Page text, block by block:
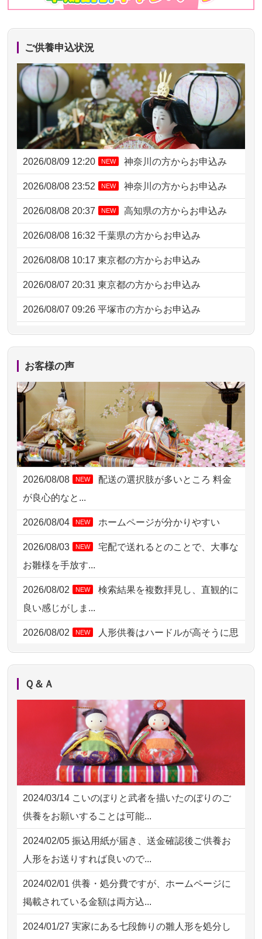
ご供養申込状況
2026/08/09 12:20 NEW 神奈川の方からお申込み
2026/08/08 23:52 NEW 神奈川の方からお申込み
2026/08/08 20:37 NEW 高知県の方からお申込み
2026/08/08 16:32 千葉県の方からお申込み
2026/08/08 10:17 東京都の方からお申込み
2026/08/07 20:31 東京都の方からお申込み
2026/08/07 09:26 平塚市の方からお申込み
2026/08/06 21:28 埼玉県の方からお申込み
2026/08/06 17:56
2026/08/06 10:06 茨城県の方からお申込み
2026/08/06 09:17 三重県の方からお申込み
2026/08/06 06:48 横浜市の方からお申込み
2026/08/05 15:07 東京都の方からお申込み
2026/08/05 11:33 神奈川の方からお申込み
2026/08/04 00:38 中野区の方からお申込み
2026/08/03 21:17
2026/08/02 18:47 虎ノ門の方からお申込み
2026/08/02 11:15 千葉県の方からお申込み
2026/08/02 10:39
2026/08/02 09:15 神奈川の方からお申込み
2026/08/02 06:46 相模原の方からお申込み
2026/08/01 19:28 東京都の方からお申込み
2026/08/01 17:10 東京都の方からお申込み
2026/08/01 11:07 さいたの方からお申込み
2026/07/31 17:28 栃木県の方からお申込み
お客様の声
2026/08/08 NEW
配送の選択肢が多いところ 料金
が良心的なと...
2026/08/04 NEW ホームページが分かりやすい
2026/08/03 NEW
宅配で送れるとのことで、大事な
お雛様を手放す...
2026/08/02 NEW
検索結果を複数拝見し、直観的に
良い感じがしま...
2026/08/02 NEW
人形供養はハードルが高そうに思
えるのですが、...
NEW
お人形の仕分けなども丁寧に行う
様子から、大切...
2026/07/25供養の内容（料金や送り方等）がとて
も丁寧に説...
2026/07/18 つい先日も利用させていただきまし
た。 手続...
2026/07/18 大切にしていたお人形をきちんと供養
してくださ...
2026/07/15 子供の頃から可愛がってきた七段飾り
の雛人形で...
2026/07/15 お客様の声を読み、丁寧に供養してい
Ｑ＆Ａ
2024/03/14 こいのぼりと武者を描いたのぼりのご
供養をお願いすることは可能...
2024/02/05 振込用紙が届き、送金確認後ご供養お
人形をお送りすれば良いので...
2024/02/01 供養・処分費ですが、ホームページに
掲載されている金額は両方込...
2024/01/27 実家にある七段飾りの雛人形を処分し